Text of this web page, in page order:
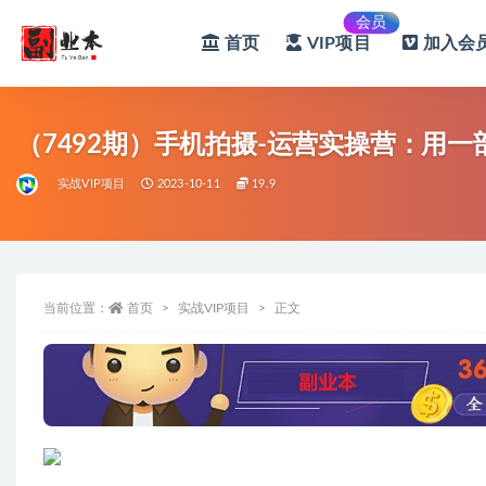
首页 VIP项目
会员
加入会
（7492期）手机拍摄-运营实操营：用
实战VIP项目 2023-10-11 19.9
当前位置： 首页 实战VIP项目 正文